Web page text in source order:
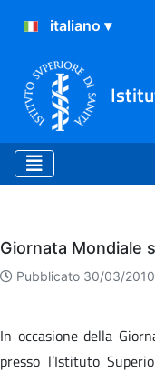
Eventi
Giornata Mondiale
Pubblicato 30/03/
In occasione della
presso l’Istituto